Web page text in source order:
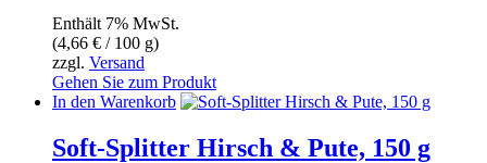
Enthält 7% MwSt.
(4,66 € / 100 g)
zzgl. Versand
Gehen Sie zum Produkt
In den Warenkorb
Soft-Splitter Hirsch & Pute, 150 g